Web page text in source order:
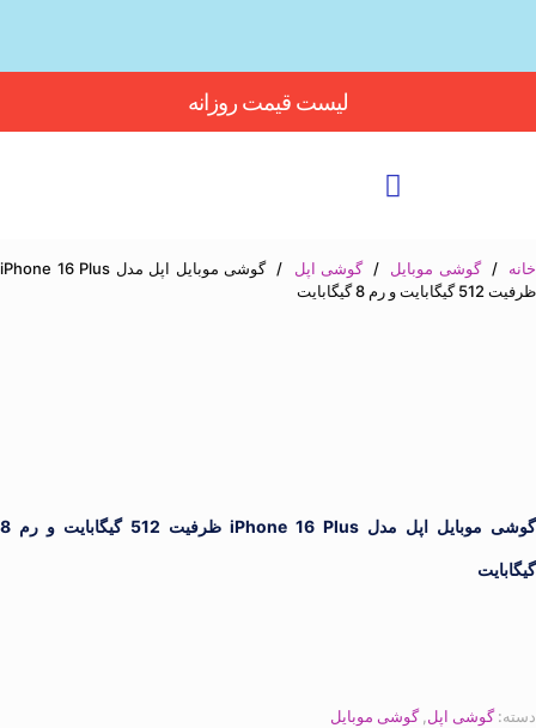
لیست قیمت روزانه
خانه /گوشی موبایل /گوشی اپل /
گوشی موبایل اپل مدل iPhone 16 Plus
ظرفیت 512 گیگابایت و رم 8 گیگابایت
گوشی موبایل اپل مدل iPhone 16 Plus ظرفیت 512 گیگابایت و رم 8
گیگابایت
دسته:گوشی اپل ,گوشی موبایل